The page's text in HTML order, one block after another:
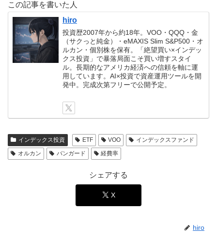
この記事を書いた人
hiro
投資歴2007年から約18年。VOO・QQQ・金
（サクっと純金）・eMAXIS Slim S&P500・オ
ルカン・個別株を保有。「絶望買い×インデッ
クス投資」で暴落局面こそ買い増すスタイ
ル。長期的なアメリカ経済への信頼を軸に運
用しています。AI×投資で資産運用ツールを開
発中。完成次第フリーで公開予定。
インデックス投資 ETF VOO
インデックスファンド
オルカン
バンガード 経費率
シェアする
X
hiro